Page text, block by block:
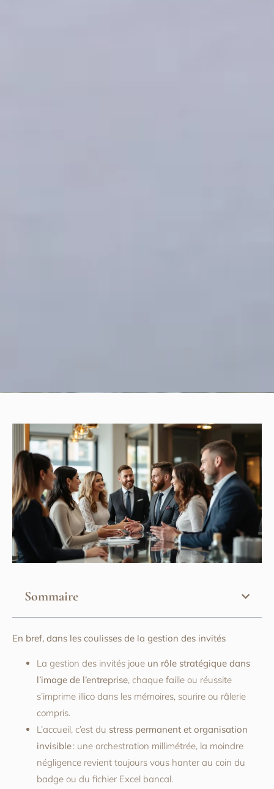
Sommaire
En bref, dans les coulisses de la gestion des invités
La gestion des invités joue un rôle stratégique dans
l’image de l’entreprise, chaque faille ou réussite
s’imprime illico dans les mémoires, sourire ou râlerie
compris.
L’accueil, c’est du stress permanent et organisation
invisible: une orchestration millimétrée, la moindre
négligence revient toujours vous hanter au coin du
badge ou du fichier Excel bancal.